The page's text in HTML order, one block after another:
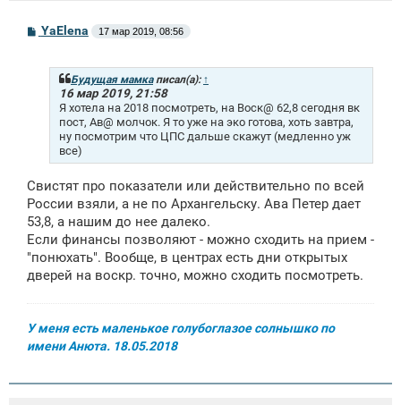
С
о
YaElena 17 мар 2019, 08:56
Будущая мамкаписал(а): ↑
16 мар 2019, 21:58
Я хотела на 2018 посмотреть, на Воск@ 62,8 сегодня вк
пост, Ав@ молчок. Я то уже на эко готова, хоть завтра,
ну посмотрим что ЦПС дальше скажут (медленно уж
все)
Свистят про показатели или действительно по всей
России взяли, а не по Архангельску. Ава Петер дает
53,8, а нашим до нее далеко.
Если финансы позволяют - можно сходить на прием -
"понюхать". Вообще, в центрах есть дни открытых
дверей на воскр. точно, можно сходить посмотреть.
У меня есть маленькое голубоглазое солнышко по
имени Анюта. 18.05.2018